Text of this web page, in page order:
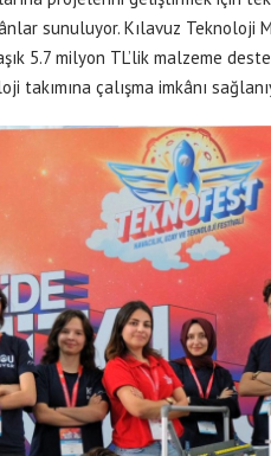
sunuluyor. Kılavuz
5.7 milyon TL’lik malzeme
çalışma imkânı